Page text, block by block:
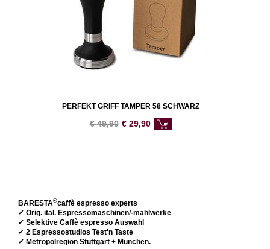
PERFEKT GRIFF TAMPER 58 SCHWARZ
€49,90 € 29,90
BARESTA®caffè espresso experts
✓ Orig. ital. Espressomaschinen/-mahlwerke
✓ Selektive Caffè espresso Auswahl
✓ 2 Espressostudios Test'n Taste
✓ Metropolregion Stuttgart + München.